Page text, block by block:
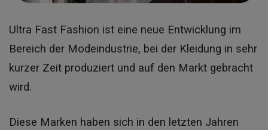
Ultra Fast Fashion ist eine neue Entwicklung im
Bereich der Modeindustrie, bei der Kleidung in sehr
kurzer Zeit produziert und auf den Markt gebracht
wird.
Diese Marken haben sich in den letzten Jahren